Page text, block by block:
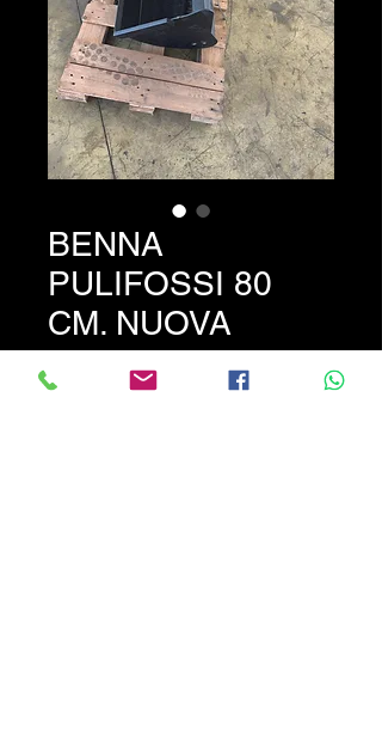
BENNA
PULIFOSSI 80
CM. NUOVA
PROMO